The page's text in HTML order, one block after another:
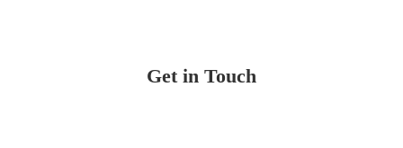
Get in Touch